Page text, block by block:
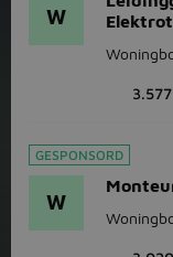
W
GESPONSORD
W